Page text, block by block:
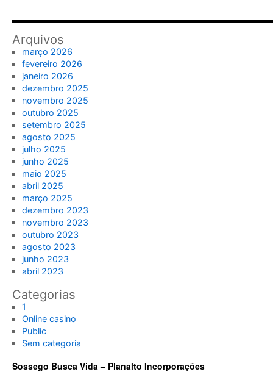
Arquivos
março 2026
fevereiro 2026
janeiro 2026
dezembro 2025
novembro 2025
outubro 2025
setembro 2025
agosto 2025
julho 2025
junho 2025
maio 2025
abril 2025
março 2025
dezembro 2023
novembro 2023
outubro 2023
agosto 2023
junho 2023
abril 2023
Categorias
1
Online casino
Public
Sem categoria
Sossego Busca Vida – Planalto Incorporações